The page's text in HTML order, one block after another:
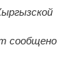
сообщено